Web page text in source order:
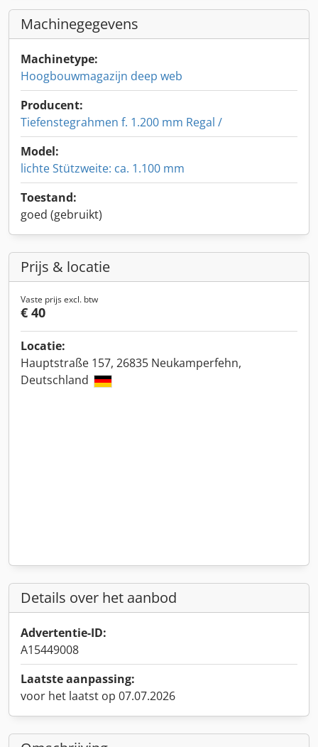
Machinegegevens
Machinetype:
Hoogbouwmagazijn deep web
Producent:
Tiefenstegrahmen f. 1.200 mm Regal /
Model:
lichte Stützweite: ca. 1.100 mm
Toestand:
goed (gebruikt)
Prijs & locatie
Vaste prijs excl. btw
€ 40
Locatie:
Hauptstraße 157, 26835 Neukamperfehn,
Deutschland
Details over het aanbod
Advertentie-ID:
A15449008
Laatste aanpassing:
voor het laatst op 07.07.2026